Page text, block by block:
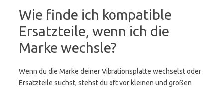
Wie finde ich kompatible
Ersatzteile, wenn ich die
Marke wechsle?
Wenn du die Marke deiner Vibrationsplatte wechselst oder
Ersatzteile suchst, stehst du oft vor kleinen und großen